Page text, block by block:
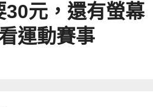
30元，還有螢幕
運動賽事